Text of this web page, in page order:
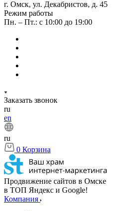
г. Омск, ул. Декабристов, д. 45
Режим работы
Пн. – Пт.: с 10:00 до 19:00
Заказать звонок
ru
en
ru
0 Корзина
Продвижение сайтов в Омске
в ТОП Яндекс и Google!
Компания